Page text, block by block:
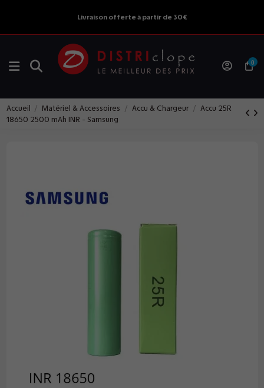
Livraison offerte à partir de 30€
0
Accueil Matériel & Accessoires Accu & Chargeur
Accu 25R
18650 2500 mAh INR - Samsung